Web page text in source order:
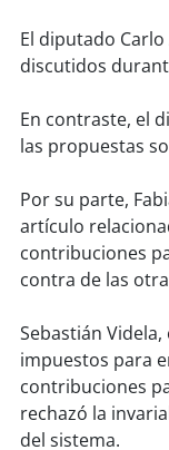
El diputado
discutidos
En contraste, el
las propuestas
Por su parte,
artículo
contribuciones
contra de las
Sebastián
impuestos para
contribuciones
rechazó la
del sistema.